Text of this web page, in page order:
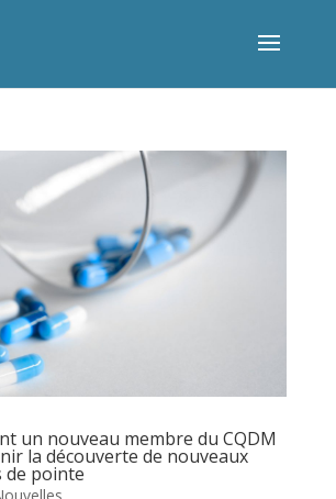
un nouveau membre du CQDM
la découverte de nouveaux
de pointe